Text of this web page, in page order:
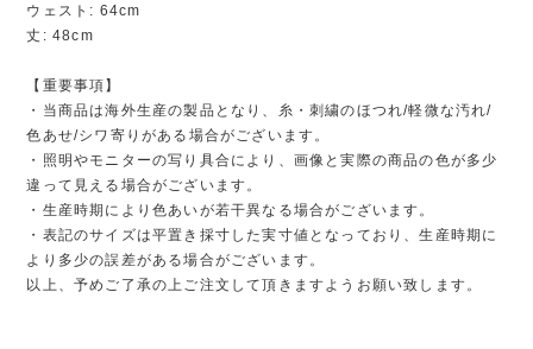
ウェスト: 64cm
丈: 48cm
【重要事項】
・当商品は海外生産の製品となり、糸・刺繍のほつれ/軽微な汚れ/
色あせ/シワ寄りがある場合がございます。
・照明やモニターの写り具合により、画像と実際の商品の色が多少
違って見える場合がございます。
・生産時期により色あいが若干異なる場合がございます。
・表記のサイズは平置き採寸した実寸値となっており、生産時期に
より多少の誤差がある場合がございます。
以上、予めご了承の上ご注文して頂きますようお願い致します。